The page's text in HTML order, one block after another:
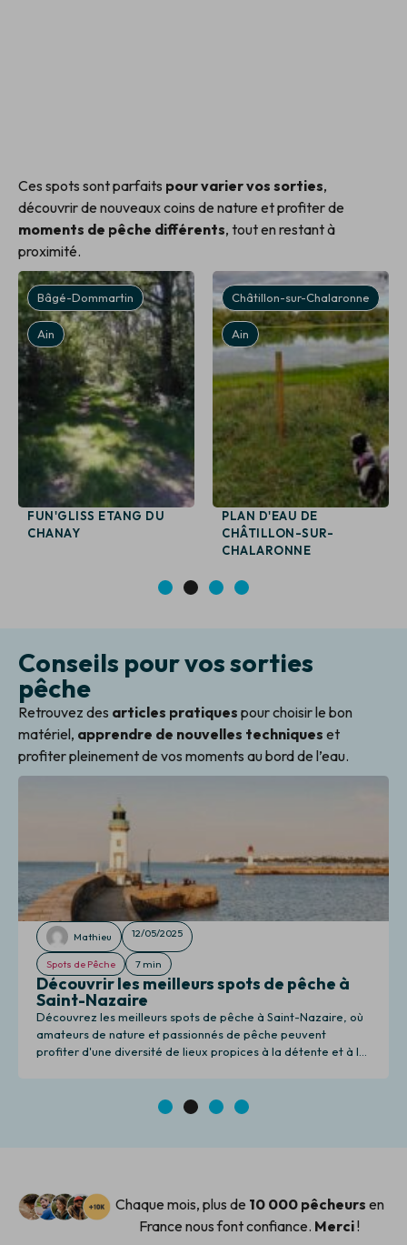
Ces spots sont parfaits pour varier vos sorties,
découvrir de nouveaux coins de nature et profiter de
moments de pêche différents, tout en restant à
proximité.
Bâgé-Dommartin
Ain
FUN'GLISS ETANG DU
CHANAY
Châtillon-sur-Chalaronne
Ain
PLAN D'EAU DE
CHÂTILLON-SUR-
CHALARONNE
3 4
Conseils pour vos sorties
pêche
Retrouvez des articles pratiques pour choisir le bon
matériel, apprendre de nouvelles techniques et
profiter pleinement de vos moments au bord de l’eau.
Mathieu 12/05/2025
Spots de Pêche 7 min
Découvrir les meilleurs spots de pêche à
Saint-Nazaire
Découvrez les meilleurs spots de pêche à Saint-Nazaire, où
amateurs de nature et passionnés de pêche peuvent
profiter d'une diversité de lieux propices à la détente et à la
3 4
Chaque mois, plus de 10 000 pêcheurs en
France nous font confiance. Merci!